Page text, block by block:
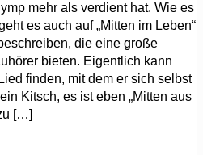
mehr als verdient hat. Wie es
es auch auf „Mitten im Leben“
die eine große
bieten. Eigentlich kann
finden, mit dem er sich selbst
Kitsch, es ist eben „Mitten aus
[…]